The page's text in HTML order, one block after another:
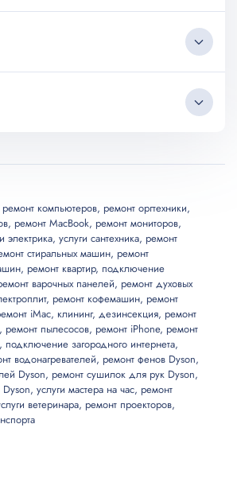
рук Dyson
900
1100
в удобное клиенту время
на услуги
в наличии
до 20%
ремонт компьютеров, ремонт оргтехники,
, ремонт MacBook, ремонт мониторов,
электрика, услуги сантехника, ремонт
стиральных машин, ремонт
, ремонт квартир, подключение
варочных панелей, ремонт духовых
, ремонт кофемашин, ремонт
iMac, клининг, дезинсекция, ремонт
, ремонт пылесосов, ремонт iPhone, ремонт
, подключение загородного интернета,
водонагревателей, ремонт фенов Dyson,
Dyson, ремонт сушилок для рук Dyson,
, услуги мастера на час, ремонт
ветеринара, ремонт проекторов,